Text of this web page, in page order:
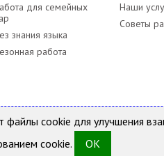
для семейных
знания языка
работа
Наши
Советы
персонала
законодательством
несет ответственности за
файлы cookie для улучшения
cookie.
OK